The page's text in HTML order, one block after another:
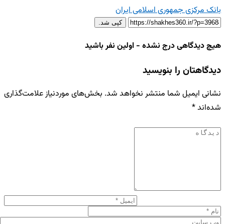
بانک مرکزی جمهوری اسلامی ایران
کپی شد.
هیچ دیدگاهی درج نشده - اولین نفر باشید
دیدگاهتان را بنویسید
نشانی ایمیل شما منتشر نخواهد شد. بخش‌های موردنیاز علامت‌گذاری
شده‌اند*